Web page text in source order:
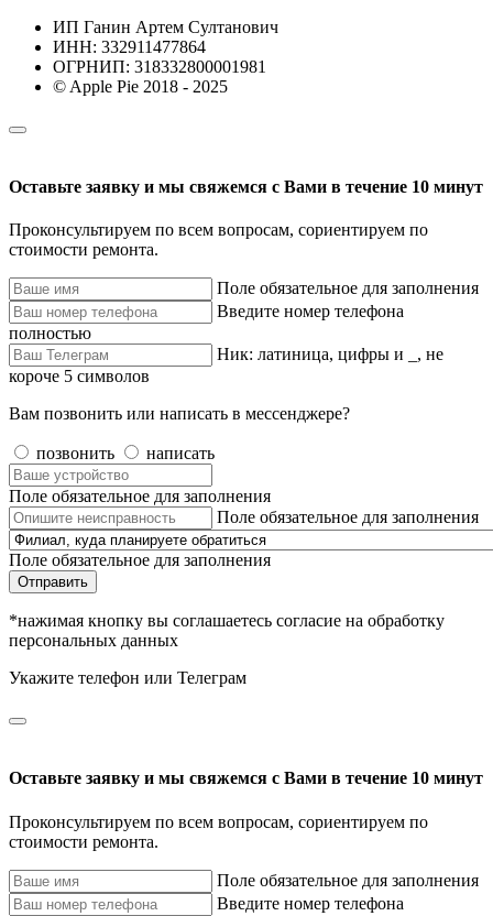
ИП Ганин Артем Султанович
ИНН: 332911477864
ОГРНИП: 318332800001981
© Apple Pie 2018 - 2025
Оставьте заявку и мы свяжемся с Вами в течение 10 минут
Проконсультируем по всем вопросам, сориентируем по
стоимости ремонта.
Поле обязательное для заполнения
Введите номер телефона
полностью
Ник: латиница, цифры и _, не
короче 5 символов
Вам позвонить или написать в мессенджере?
позвонить написать
Поле обязательное для заполнения
Поле обязательное для заполнения
Поле обязательное для заполнения
Отправить
*нажимая кнопку вы соглашаетесь согласие на обработку
персональных данных
Укажите телефон или Телеграм
Оставьте заявку и мы свяжемся с Вами в течение 10 минут
Проконсультируем по всем вопросам, сориентируем по
стоимости ремонта.
Поле обязательное для заполнения
Введите номер телефона